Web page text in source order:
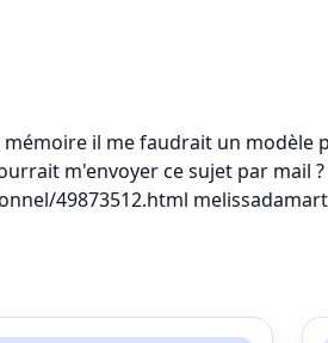
il me faudrait un modèle
m'envoyer ce sujet par mail ?
49873512.html